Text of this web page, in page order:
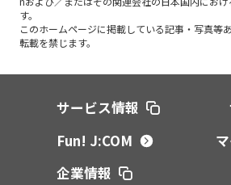
す。
このホームページに掲載している記事・写真等
転載を禁じます。
サービス情報
Fun! J:COM
企業情報